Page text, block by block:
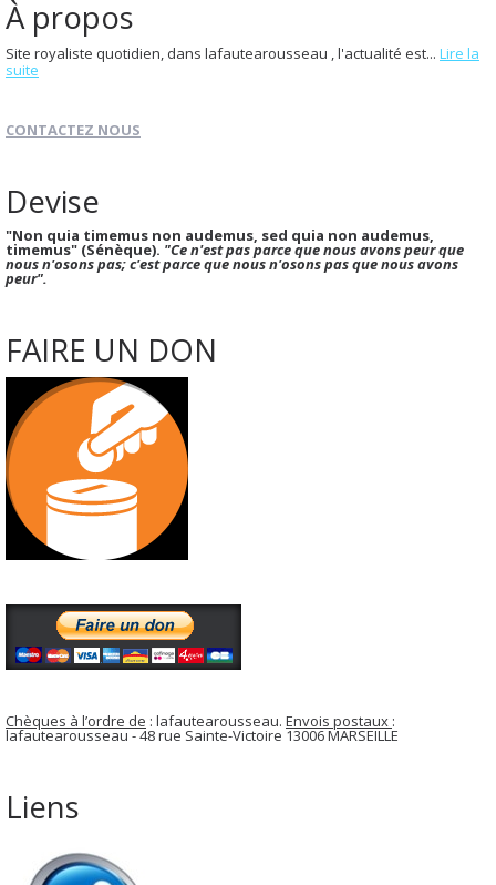
À propos
Site royaliste quotidien, dans lafautearousseau , l'actualité est... Lire la
suite
CONTACTEZ NOUS
Devise
"Non quia timemus non audemus, sed quia non audemus,
timemus" (Sénèque). "Ce n'est pas parce que nous avons peur que
nous n'osons pas; c'est parce que nous n'osons pas que nous avons
peur".
FAIRE UN DON
Chèques à l’ordre de : lafautearousseau. Envois postaux :
lafautearousseau - 48 rue Sainte-Victoire 13006 MARSEILLE
Liens